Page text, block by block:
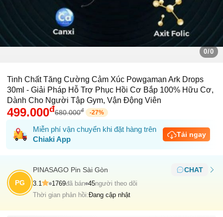
0/0
Tinh Chất Tăng Cường Cảm Xúc Powgaman Ark Drops
30ml - Giải Pháp Hỗ Trợ Phục Hồi Cơ Bắp 100% Hữu Cơ,
Dành Cho Người Tập Gym, Vận Động Viên
499.000đ680.000đ -27%
Miễn phí vận chuyển khi đặt hàng trên
Chiaki App
Tải ngay
PG
PINASAGO Pin Sài Gòn CHAT
3.1 1769đã bán 45người theo dõi
Thời gian phản hồi:Đang cập nhật